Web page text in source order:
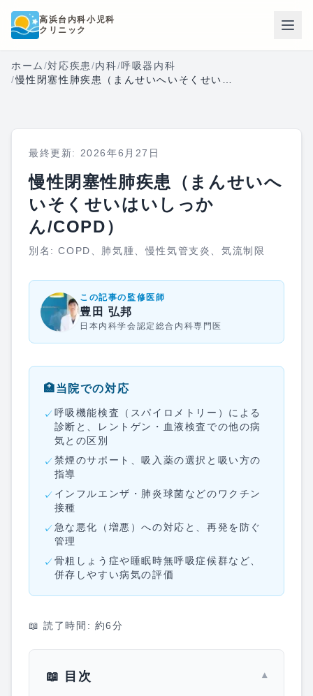
高浜台内科小児科
クリニック
ホーム /対応疾患/内科/呼吸器内科
/
最終更新: 2026年6月27日
慢性閉塞性肺疾患（まんせいへ
いそくせいはいしっか
ん/COPD）
別名:COPD、肺気腫、慢性気管支炎、気流制限
この記事の監修医師
豊田 弘邦
日本内科学会認定総合内科専門医
🏥当院での対応
✓ 呼吸機能検査（スパイロメトリー）による
診断と、レントゲン・血液検査での他の病
気との区別
✓ 禁煙のサポート、吸入薬の選択と吸い方の
指導
✓ インフルエンザ・肺炎球菌などのワクチン
接種
✓ 急な悪化（増悪）への対応と、再発を防ぐ
管理
✓ 骨粗しょう症や睡眠時無呼吸症候群など、
併存しやすい病気の評価
📖 読了時間: 約6分
📖 目次 ▾